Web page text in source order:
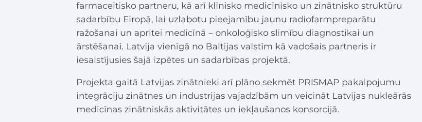
farmaceitisko partneru, kā arī klīnisko medicīnisko un zinātnisko struktūru
sadarbību Eiropā, lai uzlabotu pieejamību jaunu radiofarmpreparātu
ražošanai un apritei medicīnā – onkoloģisko slimību diagnostikai un
ārstēšanai. Latvija vienīgā no Baltijas valstīm kā vadošais partneris ir
iesaistījusies šajā izpētes un sadarbības projektā.
Projekta gaitā Latvijas zinātnieki arī plāno sekmēt PRISMAP pakalpojumu
integrāciju zinātnes un industrijas vajadzībām un veicināt Latvijas nukleārās
medicīnas zinātniskās aktivitātes un iekļaušanos konsorcijā.